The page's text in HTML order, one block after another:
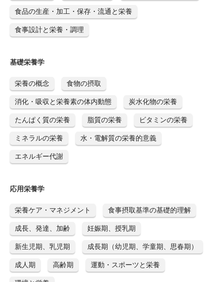
食品の生産・加工・保存・流通と栄養
食事設計と栄養・調理
基礎栄養学
栄養の概念 食物の摂取
消化・吸収と栄養素の体内動態 炭水化物の栄養
たんぱく質の栄養 脂質の栄養 ビタミンの栄養
ミネラルの栄養 水・電解質の栄養的意義
エネルギー代謝
応用栄養学
栄養ケア・マネジメント 食事摂取基準の基礎的理解
成長、発達、加齢 妊娠期、授乳期
新生児期、乳児期 成長期（幼児期、学童期、思春期）
成人期 高齢期 運動・スポーツと栄養